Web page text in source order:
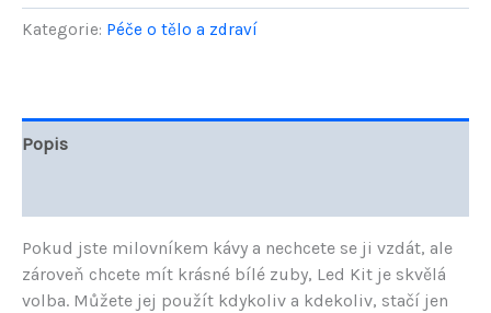
Kategorie: Péče o tělo a zdraví
Popis
Pokud jste milovníkem kávy a nechcete se ji vzdát, ale
zároveň chcete mít krásné bílé zuby, Led Kit je skvělá
volba. Můžete jej použít kdykoliv a kdekoliv, stačí jen